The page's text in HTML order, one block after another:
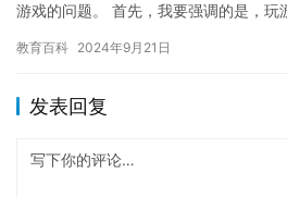
游戏的问题。 首先，我要强调的是，玩
问…
教育百科 2024年9月21日
发表回复